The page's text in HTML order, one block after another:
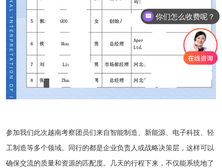
参加我们此次越南考察团员们来自智能制造、新能源、电子科技、轻
工制造等多个领域。同行的都是企业负责人或战略决策层，这样可以
确保交流的质量和资源的匹配度。几天的行程下来，不仅能系统地了
能定制考察行程吗？
你们怎么收费呢？